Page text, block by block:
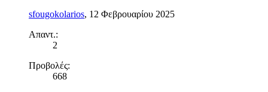
sfougokolarios, 12 Φεβρουαρίου 2025
Απαντ.:
2
Προβολές:
668